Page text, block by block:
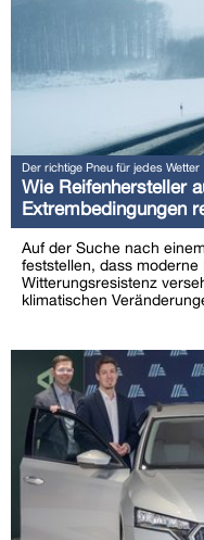
Der richtige Pneu für jedes Wetter
Wie Reifenhersteller
Extrembedingungen
Auf der Suche nach
feststellen, dass
Witterungsresistenz
klimatischen